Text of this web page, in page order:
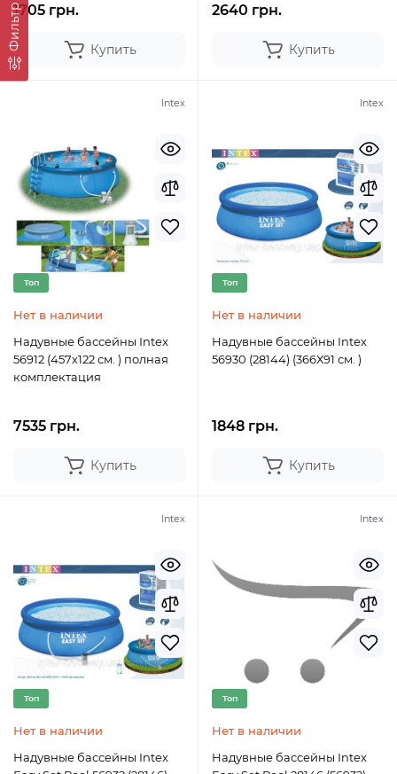
Фильтр
1705 грн.
Купить
2640 грн.
Купить
Intex
Топ
Нет в наличии
Надувные бассейны Intex
56912 (457х122 см. ) полная
комплектация
7535 грн.
Купить
Intex
Топ
Нет в наличии
Надувные бассейны Intex
56930 (28144) (366Х91 см. )
1848 грн.
Купить
Intex
Топ
Нет в наличии
Надувные бассейны Intex
Intex
Топ
Нет в наличии
Надувные бассейны Intex